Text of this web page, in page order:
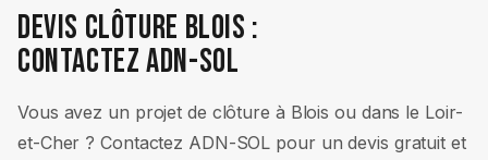
Devis Clôture Blois :
Contactez ADN-SOL
Vous avez un projet de clôture à Blois ou dans le Loir-
et-Cher ? Contactez ADN-SOL pour un devis gratuit et